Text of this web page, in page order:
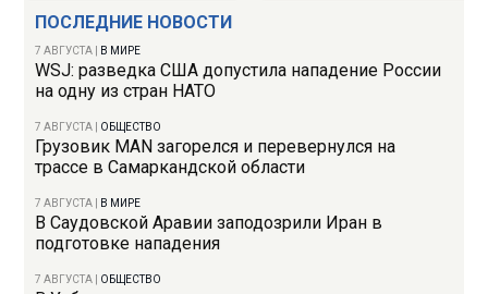
ПОСЛЕДНИЕ НОВОСТИ
7 АВГУСТА В МИРЕ
WSJ: разведка США допустила нападение России
на одну из стран НАТО
7 АВГУСТА ОБЩЕСТВО
Грузовик MAN загорелся и перевернулся на
трассе в Самаркандской области
7 АВГУСТА В МИРЕ
В Саудовской Аравии заподозрили Иран в
подготовке нападения
7 АВГУСТА ОБЩЕСТВО